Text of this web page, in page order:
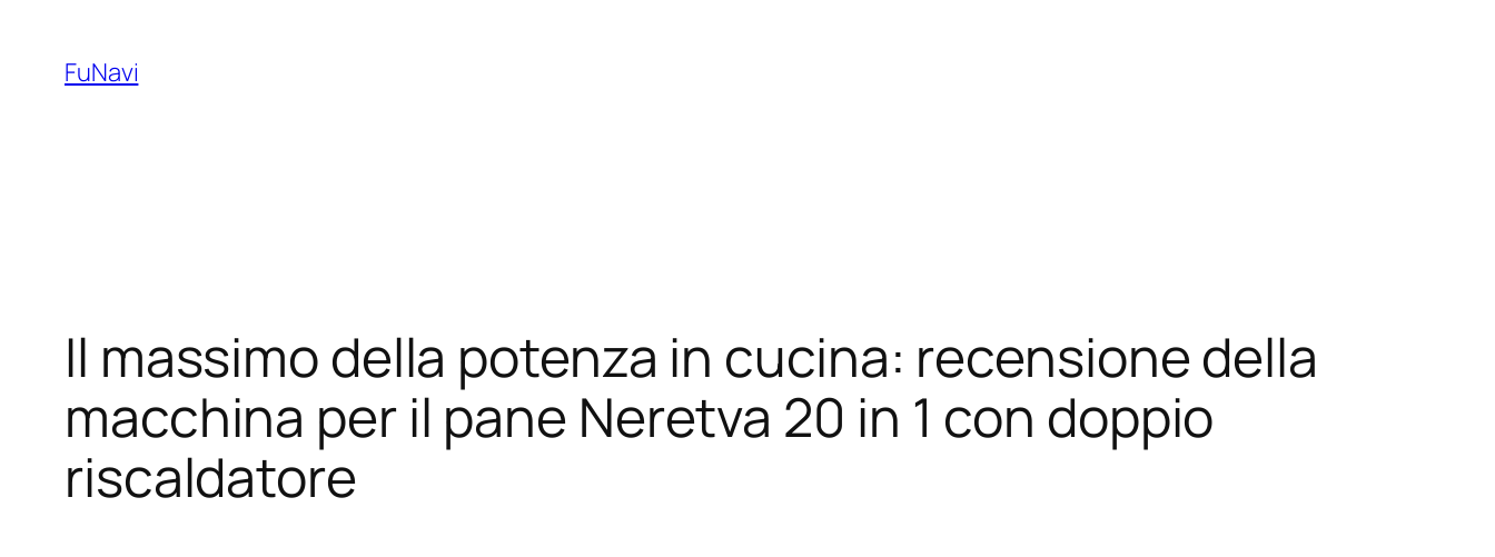
content
FuNavi
Il massimo della potenza in cucina: recensione della
macchina per il pane Neretva 20 in 1 con doppio
riscaldatore